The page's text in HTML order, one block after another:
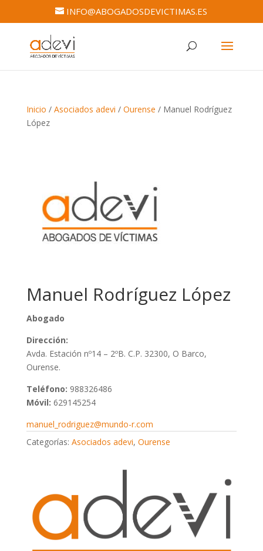
INFO@ABOGADOSDEVICTIMAS.ES
Inicio / Asociados adevi / Ourense / Manuel Rodríguez
López
Manuel Rodríguez López
Abogado
Dirección:
Avda. Estación nº14 – 2ºB. C.P. 32300, O Barco,
Ourense.
Teléfono: 988326486
Móvil: 629145254
manuel_rodriguez@mundo-r.com
Categorías: Asociados adevi, Ourense